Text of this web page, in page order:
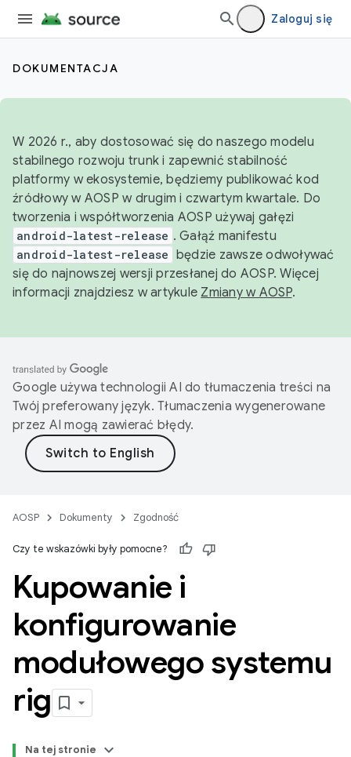
Zaloguj się
DOKUMENTACJA
W 2026 r., aby dostosować się do naszego modelu
stabilnego rozwoju trunk i zapewnić stabilność
platformy w ekosystemie, będziemy publikować kod
źródłowy w AOSP w drugim i czwartym kwartale. Do
tworzenia i współtworzenia AOSP używaj gałęzi
android-latest-release . Gałąź manifestu
android-latest-release będzie zawsze odwoływać
się do najnowszej wersji przesłanej do AOSP. Więcej
informacji znajdziesz w artykule Zmiany w AOSP.
Google używa technologii AI do tłumaczenia treści na
Twój preferowany język. Tłumaczenia wygenerowane
przez AI mogą zawierać błędy.
AOSP Dokumenty Zgodność
Czy te wskazówki były pomocne?
Kupowanie i
konfigurowanie
modułowego systemu
rig
Na tej stronie